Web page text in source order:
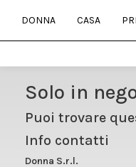
DONNA CASA
Solo in
Puoi trovare
Info contatti
Donna S.r.l.